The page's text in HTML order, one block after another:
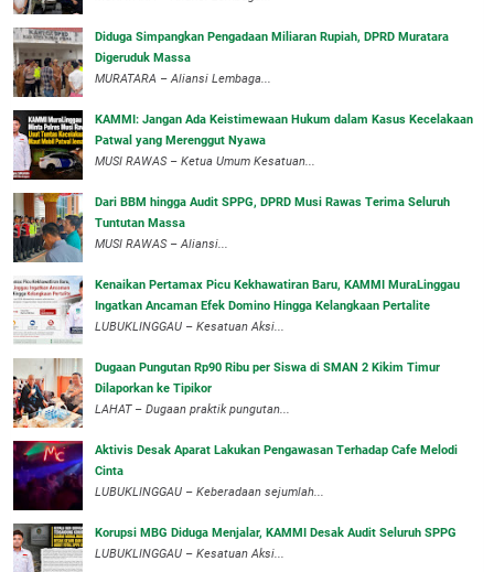
Diduga Simpangkan Pengadaan Miliaran Rupiah, DPRD Muratara
Digeruduk Massa
‎MURATARA – Aliansi Lembaga...
‎KAMMI: Jangan Ada Keistimewaan Hukum dalam Kasus Kecelakaan
Patwal yang Merenggut Nyawa
‎MUSI RAWAS – Ketua Umum Kesatuan...
Dari BBM hingga Audit SPPG, DPRD Musi Rawas Terima Seluruh
Tuntutan Massa
MUSI RAWAS – Aliansi...
‎Kenaikan Pertamax Picu Kekhawatiran Baru, KAMMI MuraLinggau
Ingatkan Ancaman Efek Domino Hingga Kelangkaan Pertalite
‎LUBUKLINGGAU – Kesatuan Aksi...
Dugaan Pungutan Rp90 Ribu per Siswa di SMAN 2 Kikim Timur
Dilaporkan ke Tipikor
LAHAT – Dugaan praktik pungutan...
Aktivis Desak Aparat Lakukan Pengawasan Terhadap Cafe Melodi
Cinta
LUBUKLINGGAU – Keberadaan sejumlah...
Korupsi MBG Diduga Menjalar, KAMMI Desak Audit Seluruh SPPG
‎LUBUKLINGGAU – Kesatuan Aksi...